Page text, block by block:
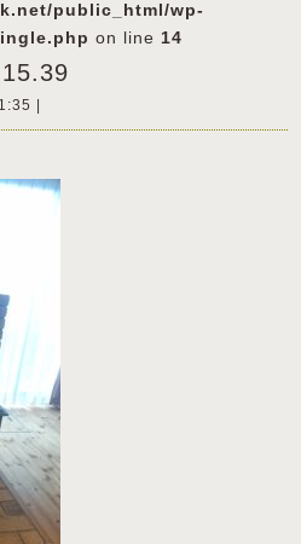
public_html/wp-
on line 14
|